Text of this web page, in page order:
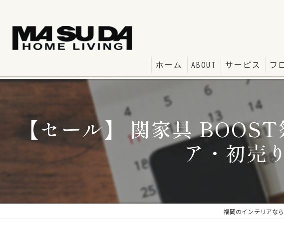
ホーム ABOUT サービス フ
【セール】 関家具
ア・初売
福岡のインテリアな